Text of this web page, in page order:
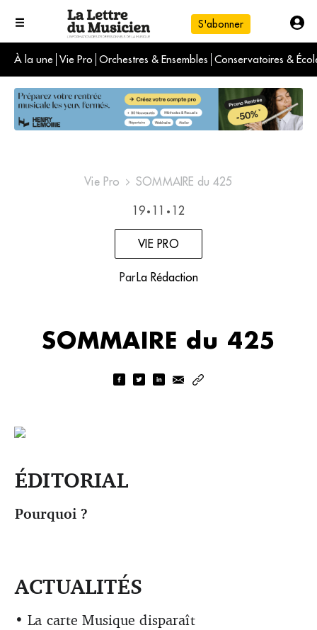
S'abonner
À la une Vie Pro Orchestres & Ensembles Conservatoires &
L'info du jour
Le numéro du mois
International
Vie Pro SOMMAIRE du 425
19 • 11 • 12
VIE PRO
Par La Rédaction
SOMMAIRE du 425
ÉDITORIAL
Pourquoi ?
ACTUALITÉS
• La carte Musique disparaît